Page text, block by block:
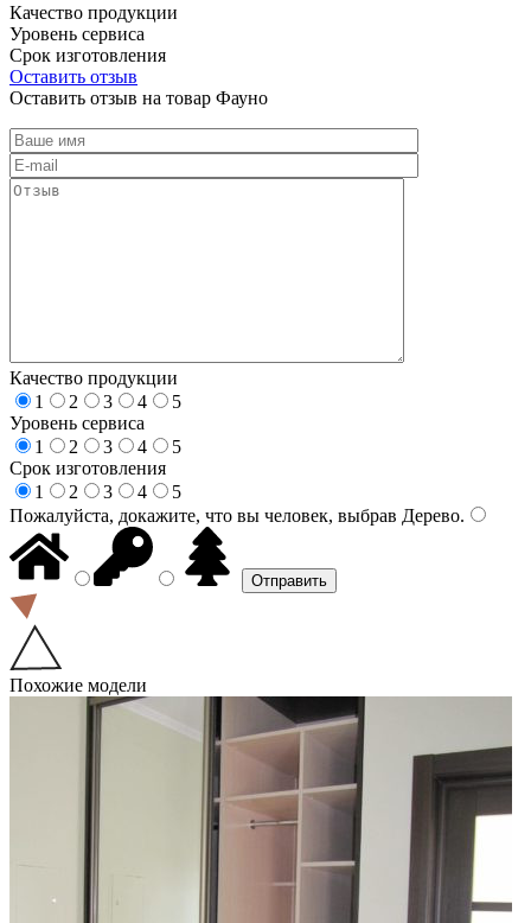
Качество продукции
Уровень сервиса
Срок изготовления
Оставить отзыв
Оставить отзыв на товар Фауно
Качество продукции
1
2 3 4
5
Уровень сервиса
1
2 3 4
5
Срок изготовления
1
2 3 4
5
Пожалуйста, докажите, что вы человек, выбрав Дерево.
Похожие модели